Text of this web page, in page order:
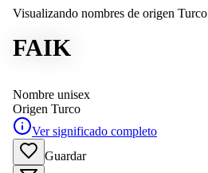
Visualizando nombres de origen Turco
FAIK
Nombre unisex
Origen Turco
Ver significado completo
Guardar